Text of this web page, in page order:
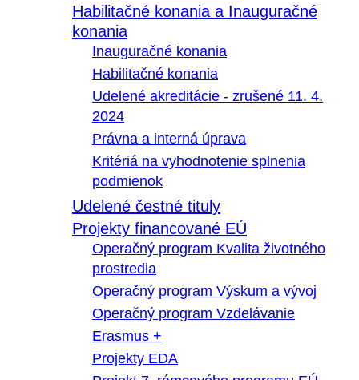
Habilitačné konania a Inauguračné
konania
Inauguračné konania
Habilitačné konania
Udelené akreditácie - zrušené 11. 4.
2024
Právna a interná úprava
Kritériá na vyhodnotenie splnenia
podmienok
Udelené čestné tituly
Projekty financované EÚ
Operačný program Kvalita životného
prostredia
Operačný program Výskum a vývoj
Operačný program Vzdelávanie
Erasmus +
Projekty EDA